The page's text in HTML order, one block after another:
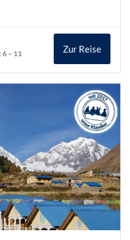
6 – 11
Zur Reise